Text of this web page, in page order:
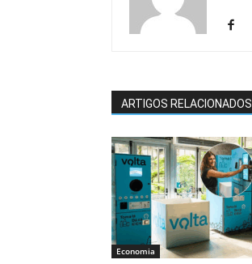
ARTIGOS RELACIONADOS
Economia